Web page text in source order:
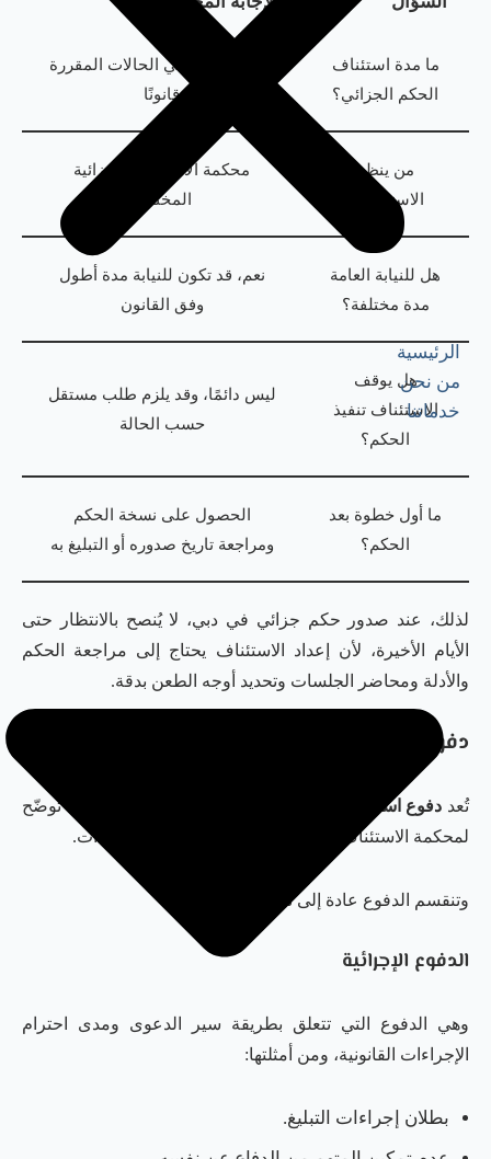
الرئيسية
من نحن
خدماتنا
ما مدة استئناف
الحكم الجزائي؟
غالبًا 15 يومًا في الحالات المقررة
قانونًا
من ينظر
الاستئناف؟
محكمة الاستئناف الجزائية
المختصة
هل للنيابة العامة
مدة مختلفة؟
نعم، قد تكون للنيابة مدة أطول
وفق القانون
هل يوقف
الاستئناف تنفيذ
الحكم؟
ليس دائمًا، وقد يلزم طلب مستقل
حسب الحالة
ما أول خطوة بعد
الحكم؟
الحصول على نسخة الحكم
ومراجعة تاريخ صدوره أو التبليغ به
لذلك، عند صدور حكم جزائي في دبي، لا يُنصح بالانتظار حتى
الأيام الأخيرة، لأن إعداد الاستئناف يحتاج إلى مراجعة الحكم
والأدلة ومحاضر الجلسات وتحديد أوجه الطعن بدقة.
دفوع استئناف الحكم الجنائي في دبي
تُعد دفوع استئناف حكم جنائي في دبي
جوهر الطعن، لأنها توضّح
لمحكمة الاستئناف مواضع الخطأ في الحكم أو الإجراءات.
وتنقسم الدفوع عادة إلى ثلاثة أنواع رئيسية:
الدفوع الإجرائية
وهي الدفوع التي تتعلق بطريقة سير الدعوى ومدى احترام
الإجراءات القانونية، ومن أمثلتها:
بطلان إجراءات التبليغ.